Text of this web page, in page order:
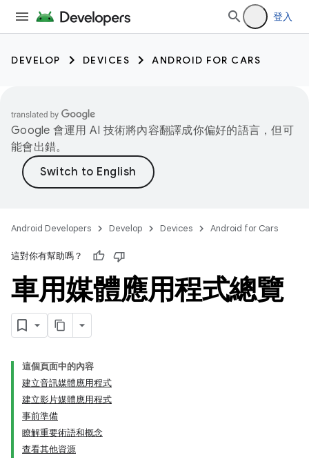
登入
DEVELOP DEVICES ANDROID FOR CARS
Google 會運用 AI 技術將內容翻譯成你偏好的語言，但可
能會出錯。
Android Developers Develop Devices Android for Cars
這對你有幫助嗎？
車用媒體應用程式總覽
這個頁面中的內容
建立音訊媒體應用程式
建立影片媒體應用程式
事前準備
瞭解重要術語和概念
查看其他資源